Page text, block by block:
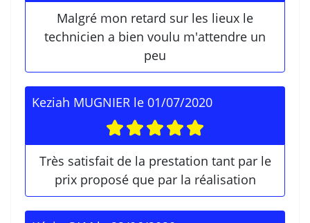
Malgré mon retard sur les lieux le
technicien a bien voulu m'attendre un
peu
Keziah MUGNIER le 01/07/2020
Très satisfait de la prestation tant par le
prix proposé que par la réalisation